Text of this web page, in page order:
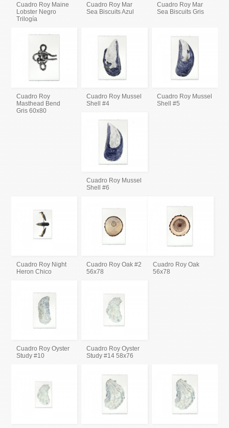
Cuadro Roy Maine
Lobster Negro
Trilogía
Cuadro Roy Mar
Sea Biscuits Azul
Cuadro Roy Mar
Sea Biscuits Gris
Cuadro Roy
Masthead Bend
Gris 60x80
Cuadro Roy Mussel
Shell #4
Cuadro Roy Mussel
Shell #5
Cuadro Roy Mussel
Shell #6
Cuadro Roy Night
Heron Chico
Cuadro Roy Oak #2
56x78
Cuadro Roy Oak
56x78
Cuadro Roy Oyster
Study #10
Cuadro Roy Oyster
Study #14 58x76